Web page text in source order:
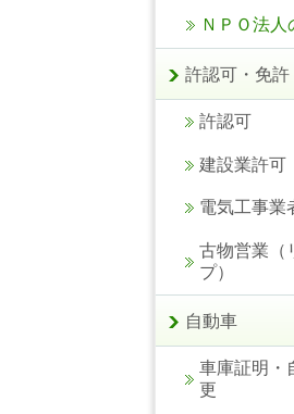
ＮＰＯ法
許認可・免許
許認可
建設業許可
電気工事業
古物営業（
プ）
自動車
車庫証明・
更